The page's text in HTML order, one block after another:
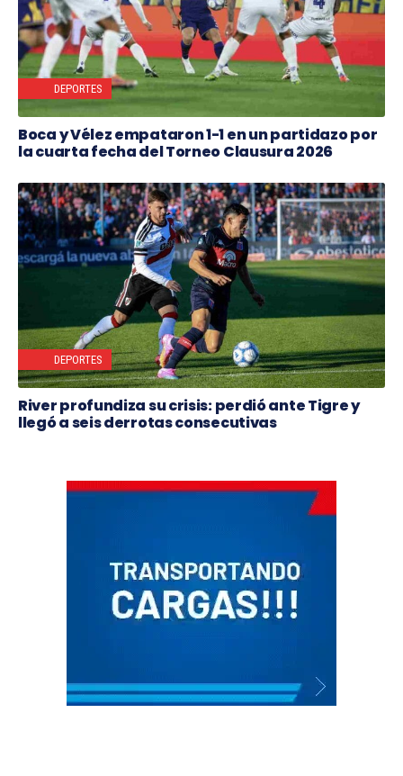
DEPORTES
Boca y Vélez empataron 1-1 en un partidazo por
la cuarta fecha del Torneo Clausura 2026
DEPORTES
River profundiza su crisis: perdió ante Tigre y
llegó a seis derrotas consecutivas